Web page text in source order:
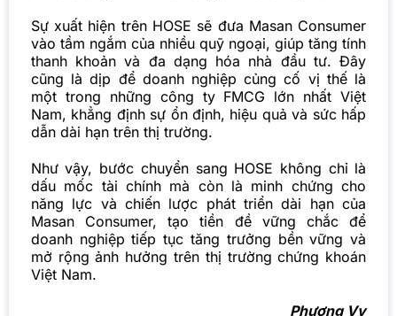
Sự xuất hiện trên HOSE sẽ đưa Masan Consumer
vào tầm ngắm của nhiều quỹ ngoại, giúp tăng tính
thanh khoản và đa dạng hóa nhà đầu tư. Đây
cũng là dịp để doanh nghiệp củng cố vị thế là
một trong những công ty FMCG lớn nhất Việt
Nam, khẳng định sự ổn định, hiệu quả và sức hấp
dẫn dài hạn trên thị trường.
Như vậy, bước chuyển sang HOSE không chỉ là
dấu mốc tài chính mà còn là minh chứng cho
năng lực và chiến lược phát triển dài hạn của
Masan Consumer, tạo tiền đề vững chắc để
doanh nghiệp tiếp tục tăng trưởng bền vững và
mở rộng ảnh hưởng trên thị trường chứng khoán
Việt Nam.
Phương Vy